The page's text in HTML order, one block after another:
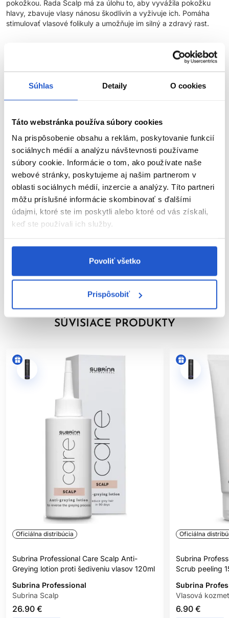
Súhlas Detaily O cookies
Táto webstránka používa súbory cookies
Na prispôsobenie obsahu a reklám, poskytovanie funkcií
sociálnych médií a analýzu návštevnosti používame
súbory cookie. Informácie o tom, ako používate naše
webové stránky, poskytujeme aj našim partnerom v
oblasti sociálnych médií, inzercie a analýzy. Títo partneri
môžu príslušné informácie skombinovať s ďalšími
údajmi, ktoré ste im poskytli alebo ktoré od vás získali,
keď ste používali ich služby.
Povoliť všetko
Prispôsobiť
pokožkou. Rada Scalp má za úlohu to, aby vyvážila pokožku
hlavy, zbavuje vlasy nánosu škodlivín a vyživuje ich. Pomáha
stimulovať vlasové folikuly a umožňuje im silný a zdravý rast.
hlavy, ako sú lupiny, svrbenie pokožky, mastné vlasy a
INGREDIENCIE:
zmierňuje zápaly spôsobené dermatitídou, vyrážkami a
pokožky hlavy.
Urea- Poskytuje intenzívnu hydratáciu a upokojuje svrbenie a
podráždenie.
Parametre
Video
Hodnotenia
SÚVISIACE PRODUKTY
Oficiálna distribúcia
Subrina Professional Care Scalp Anti-
Greying lotion proti šediveniu vlasov 120ml
Subrina Professional
Subrina Scalp
26.90 €
Oficiálna
Subrina
Scrub peeling
Subrina
Vlasová
6.90 €